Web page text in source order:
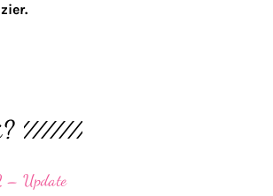
– Update